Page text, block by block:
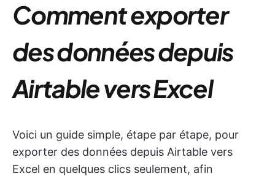
Comment exporter
des données depuis
Airtable vers Excel
Voici un guide simple, étape par étape, pour
exporter des données depuis Airtable vers
Excel en quelques clics seulement, afin